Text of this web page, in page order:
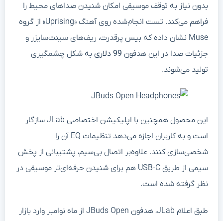
بدون نیاز به توقف موسیقی امکان شنیدن صداهای محیط را
فراهم می‌کند. تست انجام‌شده روی آهنگ «Uprising» از گروه
Muse نشان داده که بیس پرقدرت، ریف‌های سینت‌سایزر و
جزئیات صدا در این هدفون 99 دلاری
به شکل چشمگیری
تولید می‌شوند.
این محصول همچنین با اپلیکیشن اختصاصی JLab سازگار
است و به کاربران اجازه می‌دهد تنظیمات EQ آن را
شخصی‌سازی کنند. علاوه‌بر اتصال بی‌سیم، پشتیبانی از پخش
سیمی از طریق USB-C هم برای شنیدن حرفه‌ای‌تر موسیقی در
نظر گرفته شده است.
طبق اعلام JLab، هدفون JBuds Open از ماه نوامبر وارد بازار